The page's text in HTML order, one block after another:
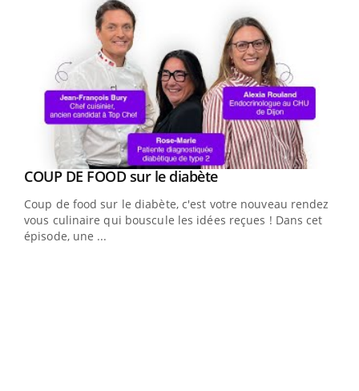
Youtube
COUP DE FOOD sur le diabèteYoutube
Coup de food sur le diabète, c'est votre nouveau rendez-
vous culinaire qui bouscule les idées reçues ! Dans cet
épisode, une ...